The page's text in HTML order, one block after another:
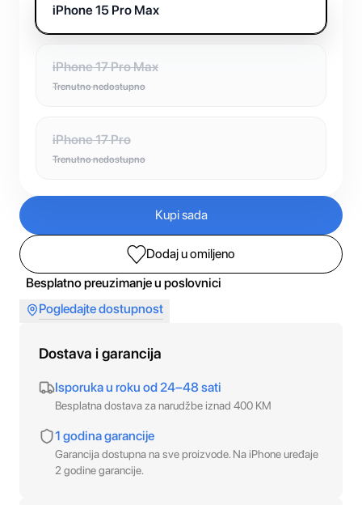
iPhone 15 Pro Max
iPhone 17 Pro Max
Trenutno nedostupno
iPhone 17 Pro
Trenutno nedostupno
Kupi sada
Dodaj u omiljeno
Besplatno preuzimanje u poslovnici
Pogledajte dostupnost
Dostava i garancija
Isporuka u roku od 24–48 sati
Besplatna dostava za narudžbe iznad 400 KM
1 godina garancije
Garancija dostupna na sve proizvode. Na iPhone uređaje
2 godine garancije.